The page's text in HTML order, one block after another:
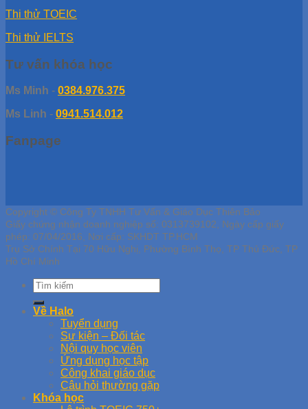
Thi thử TOEIC
Thi thử IELTS
Tư vấn khóa học
Ms Minh - 0384.976.375
Ms Linh - 0941.514.012
Fanpage
Copyright © Công Ty TNHH Tư Vấn & Giáo Dục Thiên Bảo
Giấy chứng nhận doanh nghiệp số: 0313739102, Ngày cấp giấy
phép: 07/04/2016, Nơi cấp: SKHDT TP.HCM
Trụ Sở Chính Tại 70 Hữu Nghị, Phường Bình Thọ, TP Thủ Đức, TP
Hồ Chí Minh
Về Halo
Tuyển dụng
Sự kiện – Đối tác
Nội quy học viên
Ứng dụng học tập
Công khai giáo dục
Câu hỏi thường gặp
Khóa học